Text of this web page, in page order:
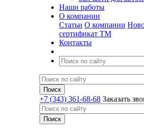
Наши работы
О компании
Статьи О компании
сертификат ТМ
Контакты
+7 (343) 361-68-68 Заказать